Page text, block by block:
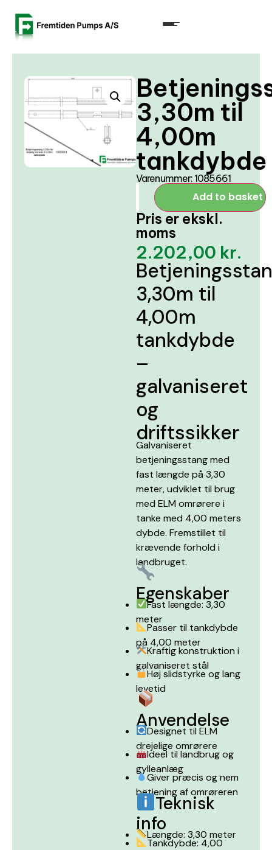
3,30m til
4,00m
tankdybde
Varenummer: 1085661
Pris er ekskl.
moms
2.202,00 kr.
3,30m til
4,00m
tankdybde
–
galvaniseret
og
driftssikker
Galvaniseret
betjeningsstang med
fast længde på 3,30
meter, udviklet til brug
med ELM omrørere i
tanke med 4,00 meters
dybde. Fremstillet til
krævende forhold i
landbruget.
Egenskaber
Fast længde: 3,30
meter
Passer til tankdybde
på 4,00 meter
Kraftig konstruktion i
galvaniseret stål
Høj slidstyrke og lang
levetid
Anvendelse
Designet til ELM
drejelige omrørere
Ideel til landbrug og
gylleanlæg
Giver præcis og nem
betjening af omrøreren
Teknisk
info
Længde: 3,30 meter
Tankdybde: 4,00
Add to basket